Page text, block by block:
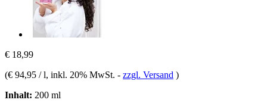
€ 18,99
(€ 94,95 / l, inkl. 20% MwSt. - zzgl. Versand )
Inhalt: 200 ml